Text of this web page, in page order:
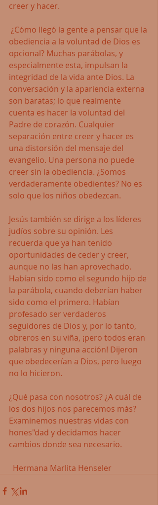
creer y hacer.
obediencia a la voluntad de Dios es
opcional? Muchas parábolas, y
especialmente esta, impulsan la
integridad de la vida ante Dios. La
conversación y la apariencia externa
son baratas; lo que realmente
cuenta es hacer la voluntad del
Padre de corazón. Cualquier
separación entre creer y hacer es
una distorsión del mensaje del
evangelio. Una persona no puede
creer sin la obediencia. ¿Somos
verdaderamente obedientes? No es
solo que los niños obedezcan.
Jesús también se dirige a los líderes
judíos sobre su opinión. Les
recuerda que ya han tenido
oportunidades de ceder y creer,
aunque no las han aprovechado.
Habían sido como el segundo hijo de
la parábola, cuando deberían haber
sido como el primero. Habían
profesado ser verdaderos
seguidores de Dios y, por lo tanto,
obreros en su viña, ¡pero todos eran
palabras y ninguna acción! Dijeron
que obedecerían a Dios, pero luego
no lo hicieron.
¿Qué pasa con nosotros? ¿A cuál de
los dos hijos nos parecemos más?
Examinemos nuestras vidas con
hones"dad y decidamos hacer
cambios donde sea necesario.
  Hermana Marlita Henseler